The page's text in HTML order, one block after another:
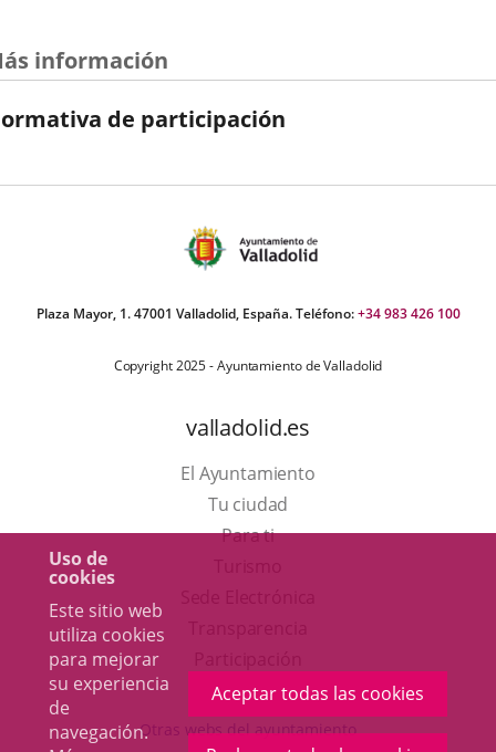
Uso de
cookies
Este sitio web
utiliza cookies
para mejorar
su experiencia
de
navegación.
Aceptar todas las cookies
información
de participación
Plaza Mayor, 1. 47001 Valladolid, España. Teléfono:+34 983 426 100
Copyright 2025 - Ayuntamiento de Valladolid
valladolid.es
El Ayuntamiento
Tu ciudad
Para ti
en
una
aplicación
externa.
Otras webs del ayuntamiento